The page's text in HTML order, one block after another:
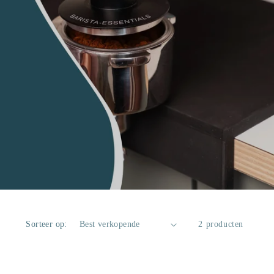
Sorteer op: 2 producten